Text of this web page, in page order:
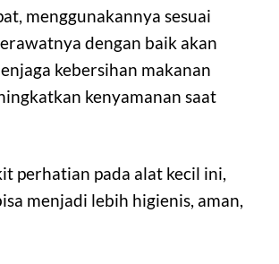
menggunakannya sesuai
dengan baik akan
kebersihan makanan
kenyamanan saat
perhatian pada alat kecil ini,
menjadi lebih higienis, aman,